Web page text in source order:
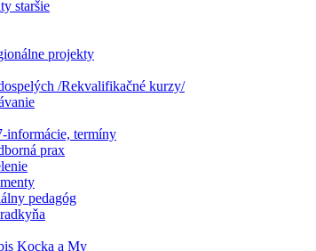
staršie
projekty
/Rekvalifikačné kurzy/
informácie, termíny
prax
pedagóg
Kocka a My